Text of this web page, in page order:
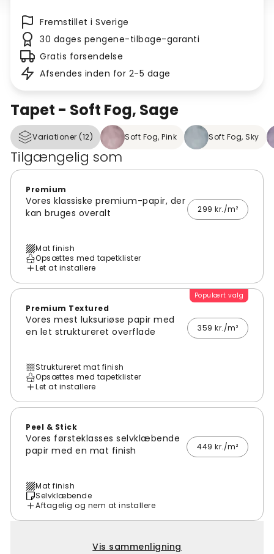
Tapet - Soft Fog, Sage
Variationer (12) Soft Fog, Pink Soft Fog, Sky
Tilgængelig som
Premium
Vores klassiske premium-papir, der
kan bruges overalt
299 kr./m²
Mat finish
Opsættes med tapetklister
Let at installere
Populært valg
Premium Textured
Vores mest luksuriøse papir med
en let struktureret overflade
359 kr./m²
Struktureret mat finish
Opsættes med tapetklister
Let at installere
Peel & Stick
Vores førsteklasses selvklæbende
papir med en mat finish
449 kr./m²
Mat finish
Selvklæbende
Aftagelig og nem at installere
Vis sammenligning
Fremstillet i Sverige
30 dages pengene-tilbage-garanti
Gratis forsendelse
Afsendes inden for 2-5 dage